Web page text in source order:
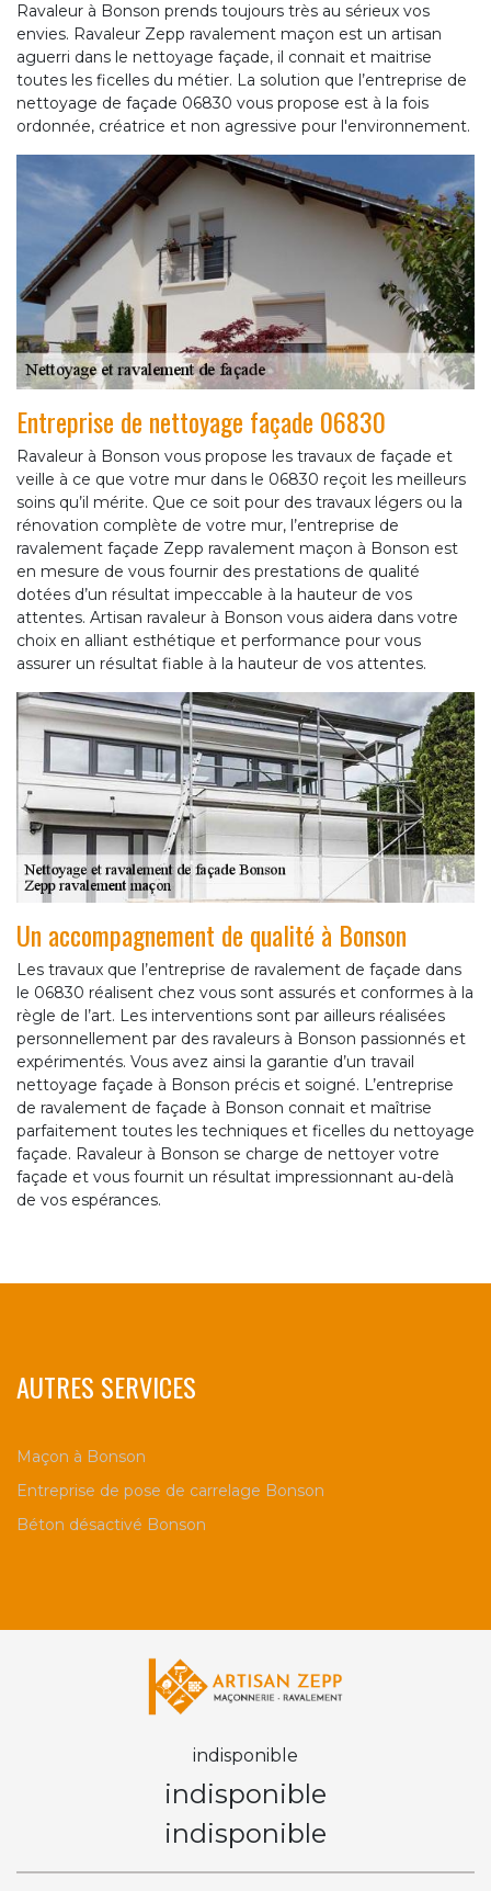
Ravaleur à Bonson prends toujours très au sérieux vos
envies. Ravaleur Zepp ravalement maçon est un artisan
aguerri dans le nettoyage façade, il connait et maitrise
toutes les ficelles du métier. La solution que l’entreprise de
nettoyage de façade 06830 vous propose est à la fois
ordonnée, créatrice et non agressive pour l'environnement.
Entreprise de nettoyage façade 06830
Ravaleur à Bonson vous propose les travaux de façade et
veille à ce que votre mur dans le 06830 reçoit les meilleurs
soins qu’il mérite. Que ce soit pour des travaux légers ou la
rénovation complète de votre mur, l’entreprise de
ravalement façade Zepp ravalement maçon à Bonson est
en mesure de vous fournir des prestations de qualité
dotées d’un résultat impeccable à la hauteur de vos
attentes. Artisan ravaleur à Bonson vous aidera dans votre
choix en alliant esthétique et performance pour vous
assurer un résultat fiable à la hauteur de vos attentes.
Un accompagnement de qualité à Bonson
Les travaux que l’entreprise de ravalement de façade dans
le 06830 réalisent chez vous sont assurés et conformes à la
règle de l’art. Les interventions sont par ailleurs réalisées
personnellement par des ravaleurs à Bonson passionnés et
expérimentés. Vous avez ainsi la garantie d’un travail
nettoyage façade à Bonson précis et soigné. L’entreprise
de ravalement de façade à Bonson connait et maîtrise
parfaitement toutes les techniques et ficelles du nettoyage
façade. Ravaleur à Bonson se charge de nettoyer votre
façade et vous fournit un résultat impressionnant au-delà
de vos espérances.
AUTRES SERVICES
Maçon à Bonson
Entreprise de pose de carrelage Bonson
Béton désactivé Bonson
indisponible
indisponible
indisponible